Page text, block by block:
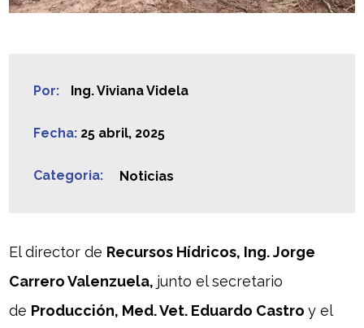
Por: Ing. Viviana Videla
Fecha: 25 abril, 2025
Categoria: Noticias
El director de Recursos Hídricos, Ing. Jorge
Carrero Valenzuela, junto el secretario
de Producción, Med. Vet. Eduardo Castroy el